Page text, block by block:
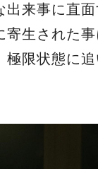
出来事に直面
寄生された
限状態に追